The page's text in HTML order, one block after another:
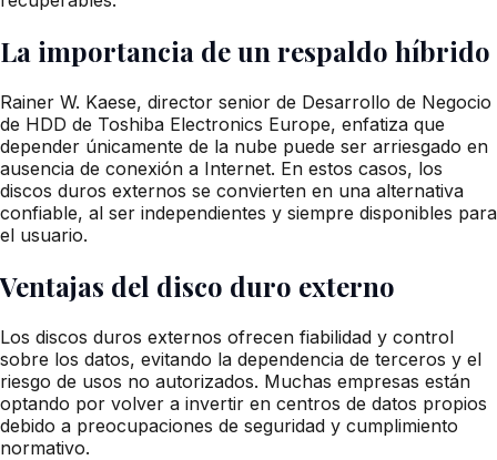
La importancia de un respaldo híbrido
Rainer W. Kaese, director senior de Desarrollo de Negocio
de HDD de Toshiba Electronics Europe, enfatiza que
depender únicamente de la nube puede ser arriesgado en
ausencia de conexión a Internet. En estos casos, los
discos duros externos se convierten en una alternativa
confiable, al ser independientes y siempre disponibles para
el usuario.
Ventajas del disco duro externo
Los discos duros externos ofrecen fiabilidad y control
sobre los datos, evitando la dependencia de terceros y el
riesgo de usos no autorizados. Muchas empresas están
optando por volver a invertir en centros de datos propios
debido a preocupaciones de seguridad y cumplimiento
normativo.